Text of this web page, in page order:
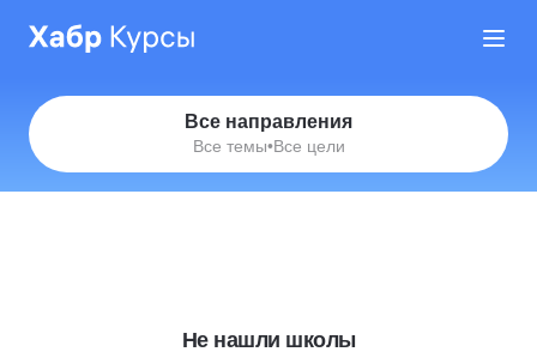
Все направления
Все темы•Все цели
Не нашли школы